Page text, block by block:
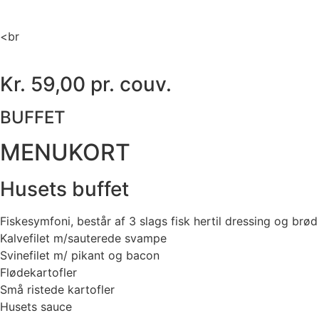
<br
Kr. 59,00 pr. couv.
BUFFET
MENUKORT
Husets buffet
Fiskesymfoni, består af 3 slags fisk hertil dressing og brød
Kalvefilet m/sauterede svampe
Svinefilet m/ pikant og bacon
Flødekartofler
Små ristede kartofler
Husets sauce